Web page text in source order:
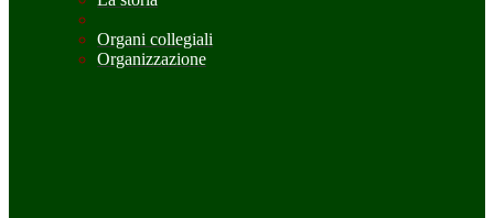
Organi collegiali
Organizzazione